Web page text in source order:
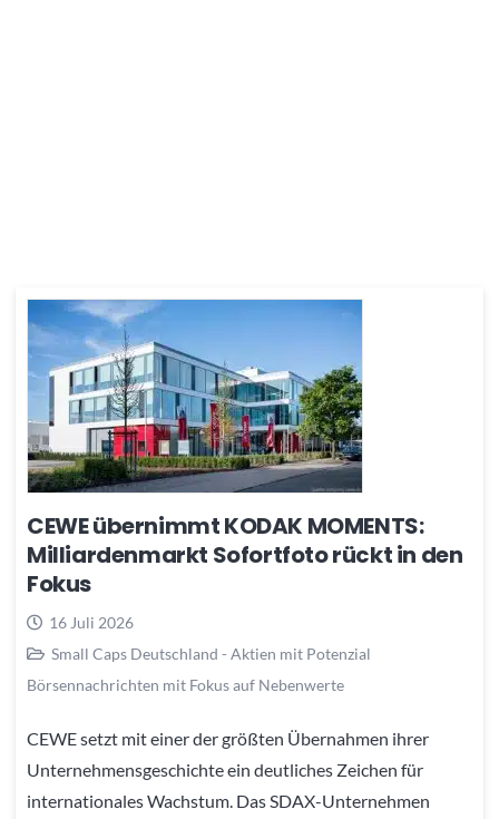
CEWE übernimmt KODAK MOMENTS:
Milliardenmarkt Sofortfoto rückt in den
Fokus
16 Juli 2026
Small Caps Deutschland - Aktien mit Potenzial
Börsennachrichten mit Fokus auf Nebenwerte
CEWE setzt mit einer der größten Übernahmen ihrer
Unternehmensgeschichte ein deutliches Zeichen für
internationales Wachstum. Das SDAX-Unternehmen